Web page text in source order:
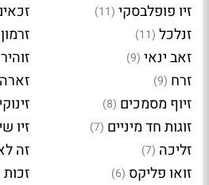
זיו פופלבסקי (11)
זנלכל (11) זרמון
זאב ינאי (9)
זרח (9) זארה
זיוף מסמכים (8)
זוגות חד מיניים (7) זיו
זליכה (7) זה
זואו פליקס (6) זכות